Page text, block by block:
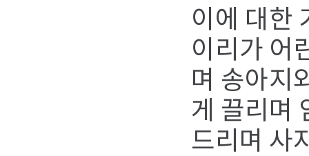
이에 대한
이리가 어
며 송아지
게 끌리며
드리며 사